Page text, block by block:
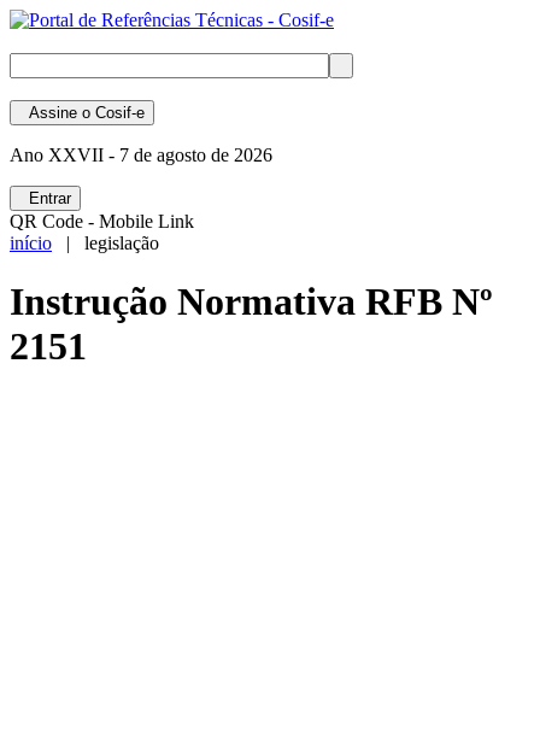
Assine o Cosif-e
Ano XXVII - 7 de agosto de 2026
Entrar
QR Code - Mobile Link
início | legislação
Instrução Normativa RFB Nº
2151